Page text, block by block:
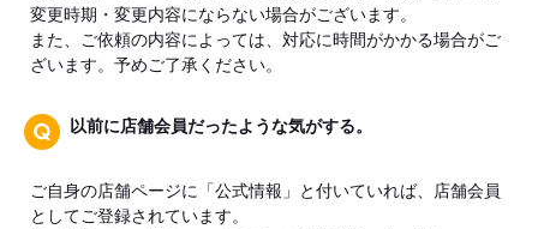
変更時期・変更内容にならない場合がございます。
また、ご依頼の内容によっては、対応に時間がかかる場合がご
ざいます。予めご了承ください。
以前に店舗会員だったような気がする。
ご自身の店舗ページに「公式情報」と付いていれば、店舗会員
としてご登録されています。